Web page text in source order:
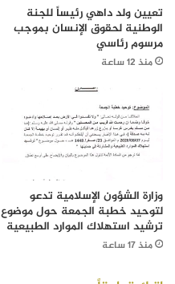
تعيين ولد داهي رئيساً للجنة
الوطنية لحقوق الإنسان بموجب
مرسوم رئاسي
منذ 12 ساعة
وزارة الشؤون الإسلامية تدعو
لتوحيد خطبة الجمعة حول موضوع
ترشيد استهلاك الموارد الطبيعية
منذ 17 ساعة